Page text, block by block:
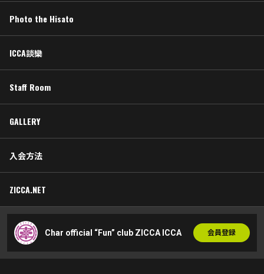
Photo the Hisato
ICCA談欒
Staff Room
GALLERY
入会方法
ZICCA.NET
Char official “Fun” club ZICCA ICCA 会員登録